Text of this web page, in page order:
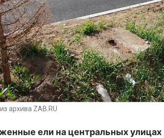
архива ZAB.RU
ели на центральных